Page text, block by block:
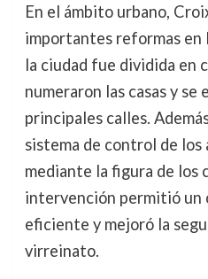
En el ámbito urbano,
importantes reformas en
la ciudad fue dividida en
numeraron las casas y se
principales calles.
sistema de control de los
mediante la figura de los
intervención permitió un
eficiente y mejoró la
virreinato.